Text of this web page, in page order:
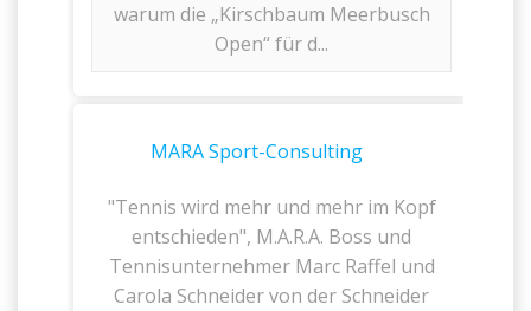
warum die „Kirschbaum Meerbusch
Open“ für d...
MARA Sport-Consulting
"Tennis wird mehr und mehr im Kopf
entschieden", M.A.R.A. Boss und
Tennisunternehmer Marc Raffel und
Carola Schneider von der Schneider